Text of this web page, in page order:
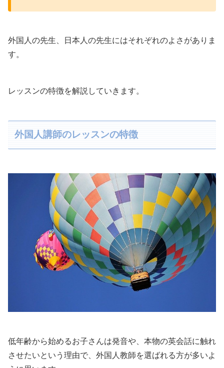
外国人の先生、日本人の先生にはそれぞれのよさがありま
す。
レッスンの特徴を解説していきます。
外国人講師のレッスンの特徴
低年齢から始めるお子さんは発音や、本物の英会話に触れ
させたいという理由で、外国人教師を選ばれる方が多いよ